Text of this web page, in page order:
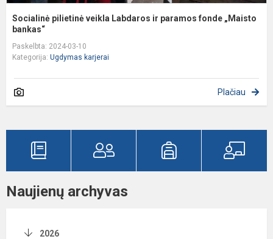
Socialinė pilietinė veikla Labdaros ir paramos fonde „Maisto
bankas“
Paskelbta: 2024-03-10
Kategorija: Ugdymas karjerai
Plačiau
Naujienų archyvas
2026